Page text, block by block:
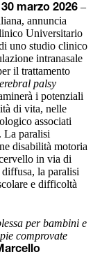
marzo 2026 –
annuncia
Universitario
uno studio clinico
intranasale
il trattamento
palsy
i potenziali
di vita, nelle
associati
La paralisi
disabilità motoria
in via di
la paralisi
e difficoltà
per bambini e
comprovate